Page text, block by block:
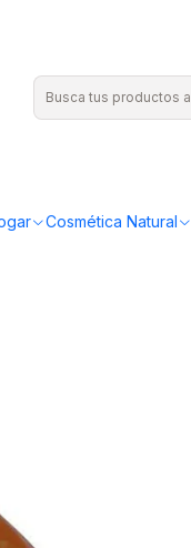
Cosmética Natural
miel 68gr Prati di fiori